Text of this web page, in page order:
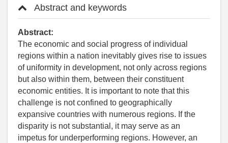
Abstract and keywords
Abstract:
The economic and social progress of individual
regions within a nation inevitably gives rise to issues
of uniformity in development, not only across regions
but also within them, between their constituent
economic entities. It is important to note that this
challenge is not confined to geographically
expansive countries with numerous regions. If the
disparity is not substantial, it may serve as an
impetus for underperforming regions. However, an